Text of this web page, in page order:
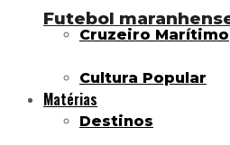
Cruzeiro Marítimo
Cultura Popular
Destinos
Futebol
Matérias